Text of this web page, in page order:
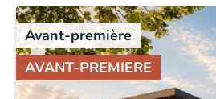
Avant-première
AVANT-PREMIERE